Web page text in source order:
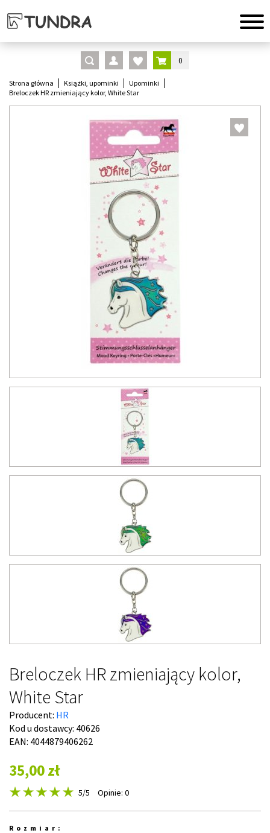
0
Strona główna Książki, upominki
Upominki
Breloczek HR zmieniający kolor, White Star
Breloczek HR zmieniający kolor,
White Star
Producent: HR
Kod u dostawcy: 40626
EAN: 4044879406262
35,00 zł
5/5 Opinie: 0
Rozmiar: